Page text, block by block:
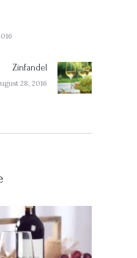
Next
post:
Zinfandel
28, 2016